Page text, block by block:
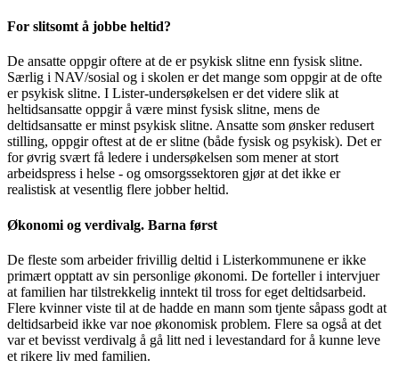
For slitsomt å jobbe heltid?
De ansatte oppgir oftere at de er psykisk slitne enn fysisk slitne.
Særlig i NAV/sosial og i skolen er det mange som oppgir at de ofte
er psykisk slitne. I Lister-undersøkelsen er det videre slik at
heltidsansatte oppgir å være minst fysisk slitne, mens de
deltidsansatte er minst psykisk slitne. Ansatte som ønsker redusert
stilling, oppgir oftest at de er slitne (både fysisk og psykisk). Det er
for øvrig svært få ledere i undersøkelsen som mener at stort
arbeidspress i helse - og omsorgssektoren gjør at det ikke er
realistisk at vesentlig flere jobber heltid.
Økonomi og verdivalg. Barna først
De fleste som arbeider frivillig deltid i Listerkommunene er ikke
primært opptatt av sin personlige økonomi. De forteller i intervjuer
at familien har tilstrekkelig inntekt til tross for eget deltidsarbeid.
Flere kvinner viste til at de hadde en mann som tjente såpass godt at
deltidsarbeid ikke var noe økonomisk problem. Flere sa også at det
var et bevisst verdivalg å gå litt ned i levestandard for å kunne leve
et rikere liv med familien.